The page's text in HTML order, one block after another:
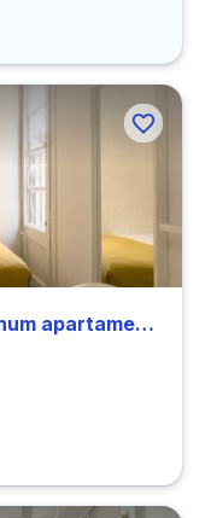
Espaçoso quarto de solteiro num apartamento com 4 quartos em El Raval